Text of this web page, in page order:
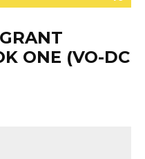
ONE (VO-DC